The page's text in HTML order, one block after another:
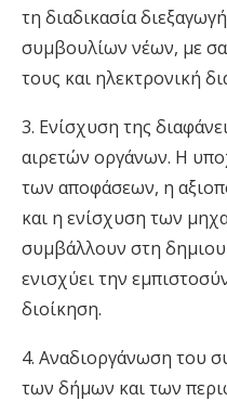
τη διαδικασία
συμβουλίων νέων, με
τους και ηλεκτρονική
3. Ενίσχυση της
αιρετών οργάνων. Η
των αποφάσεων, η
και η ενίσχυση των
συμβάλλουν στη
ενισχύει την
διοίκηση.
4. Αναδιοργάνωση του
των δήμων και των